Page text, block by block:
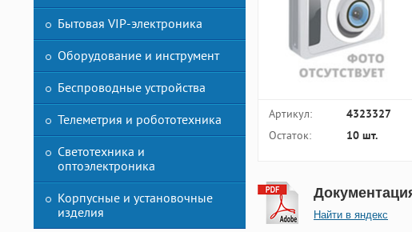
Бытовая VIP-электроника
Оборудование и инструмент
Беспроводные устройства
Телеметрия и робототехника
Светотехника и
оптоэлектроника
Корпусные и установочные
изделия
Артикул: 4323327
Остаток: 10 шт.
Найти в яндекс